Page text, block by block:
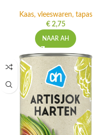
Kaas, vleeswaren, tapas
€2,75
NAAR AH